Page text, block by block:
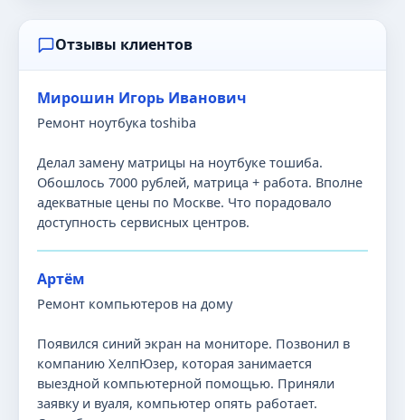
Отзывы клиентов
Мирошин Игорь Иванович
Ремонт ноутбука toshiba
Делал замену матрицы на ноутбуке тошиба.
Обошлось 7000 рублей, матрица + работа. Вполне
адекватные цены по Москве. Что порадовало
доступность сервисных центров.
Артём
Ремонт компьютеров на дому
Появился синий экран на мониторе. Позвонил в
компанию ХелпЮзер, которая занимается
выездной компьютерной помощью. Приняли
заявку и вуаля, компьютер опять работает.